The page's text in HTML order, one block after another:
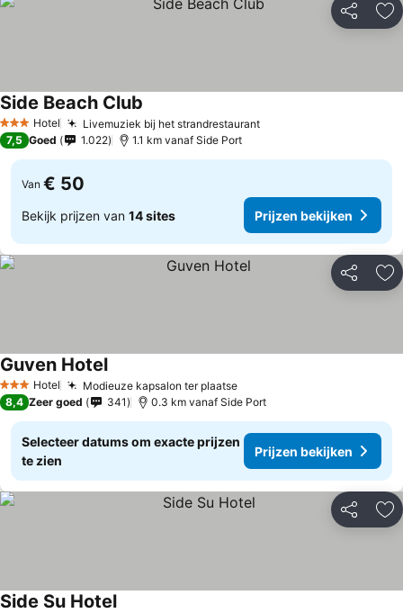
Delen
3 SterrenHotel Livemuziek bij het strandrestaurant
Side Beach Club
7,5 Goed 1.022 1.1 km vanaf Side Port
Van € 50
Bekijk prijzen van 14 sites Prijzen bekijken
Delen
3 SterrenHotel Modieuze kapsalon ter plaatse
Guven Hotel
8,4 Zeer goed 341 0.3 km vanaf Side Port
Selecteer datums om exacte prijzen
te zien
Prijzen bekijken
Delen
Side Su Hotel